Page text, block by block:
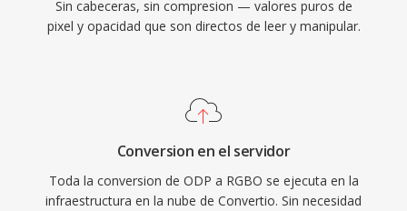
Sin cabeceras, sin compresion — valores puros de
pixel y opacidad que son directos de leer y manipular.
Conversion en el servidor
Toda la conversion de ODP a RGBO se ejecuta en la
infraestructura en la nube de Convertio. Sin necesidad